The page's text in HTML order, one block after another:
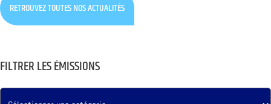
RETROUVEZ TOUTES NOS ACTUALITÉS
FILTRER LES ÉMISSIONS